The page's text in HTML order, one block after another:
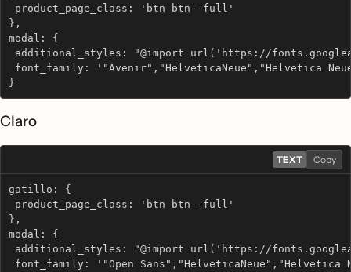
product_page_class: 'btn btn--full'
},
modal: {
additional_styles: "@import url('https://
font_family: '"Avenir","HelveticaNeue","Helvetica
}
Claro
TEXT Copy
gatillo: {
product_page_class: 'btn btn--full'
},
modal: {
additional_styles: "@import url('https://
font_family: '"Open Sans","HelveticaNeue","Helvetica